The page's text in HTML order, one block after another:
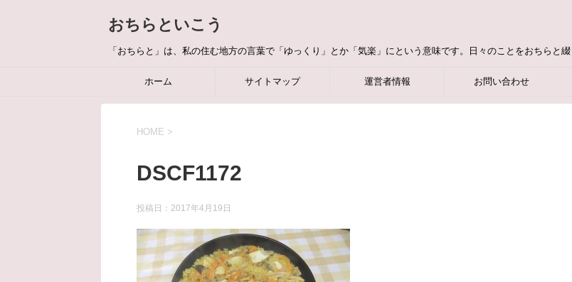
おちらといこう
「おちらと」は、私の住む地方の言葉で「ゆっくり」とか「気楽」にという意味です。日々のことをおちらと
ホーム サイトマップ 運営者情報 お問い合わせ
HOME >
DSCF1172
投稿日： 2017年4月19日